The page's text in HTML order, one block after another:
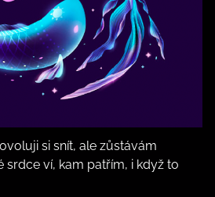
si snít, ale zůstávám
srdce ví, kam patřím, i když to